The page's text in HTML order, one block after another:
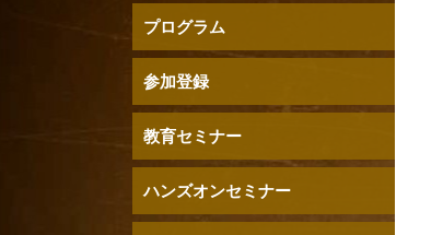
プログラム
参加登録
教育セミナー
ハンズオンセミナー